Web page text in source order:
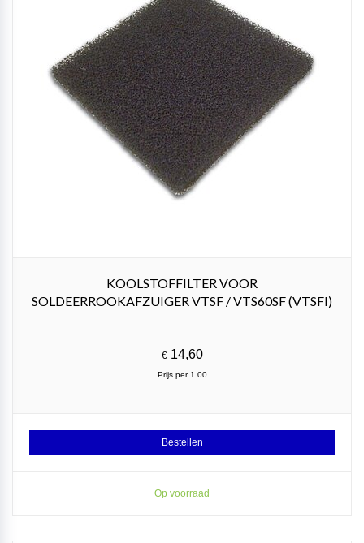
KOOLSTOFFILTER VOOR
SOLDEERROOKAFZUIGER VTSF / VTS60SF (VTSFI)
€14,60
Prijs per 1.00
Bestellen
Op voorraad